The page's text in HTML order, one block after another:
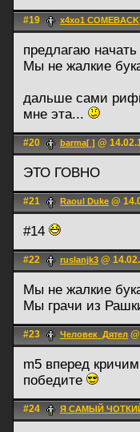
#19 x4xo1
предлагаю начать
Мы не жалкие
дальше сами
мне эта...
#20 barma[ ] @
ЭТО ГОВНО
#21 Raoul Duke @
#14
#22 ruslanjk3 @
Мы не жалкие
Мы грачи из
#23 Человек_Дятел
m5 вперед
победите
#24 Я САМЫЙ